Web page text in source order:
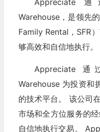
Warehouse，是领先
Family Rental，SFR
够高效和自信地执行。
Appreciate
Warehouse 为投资和
的技术平台。 该公司
市场和全方位服务的
自信地执行交易。